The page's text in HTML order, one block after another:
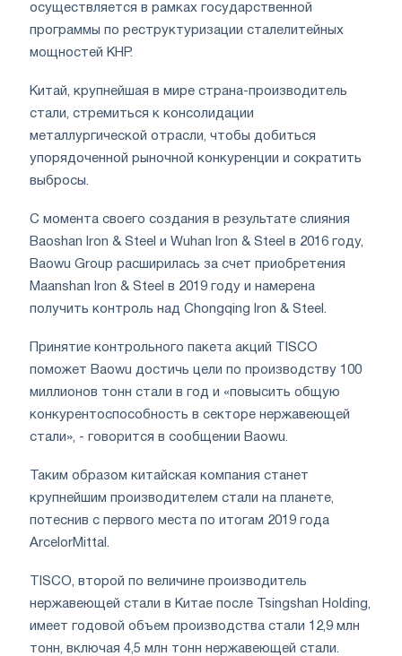
осуществляется в рамках государственной
программы по реструктуризации сталелитейных
мощностей КНР.
Китай, крупнейшая в мире страна-производитель
стали, стремиться к консолидации
металлургической отрасли, чтобы добиться
упорядоченной рыночной конкуренции и сократить
выбросы.
С момента своего создания в результате слияния
Baoshan Iron & Steel и Wuhan Iron & Steel в 2016 году,
Baowu Group расширилась за счет приобретения
Maanshan Iron & Steel в 2019 году и намерена
получить контроль над Chongqing Iron & Steel.
Принятие контрольного пакета акций TISCO
поможет Baowu достичь цели по производству 100
миллионов тонн стали в год и «повысить общую
конкурентоспособность в секторе нержавеющей
стали», - говорится в сообщении Baowu.
Таким образом китайская компания станет
крупнейшим производителем стали на планете,
потеснив с первого места по итогам 2019 года
ArcelorMittal
TISCO, второй по величине производитель
нержавеющей стали в Китае после Tsingshan Holding,
имеет годовой объем производства стали 12,9 млн
тонн, включая 4,5 млн тонн нержавеющей стали.